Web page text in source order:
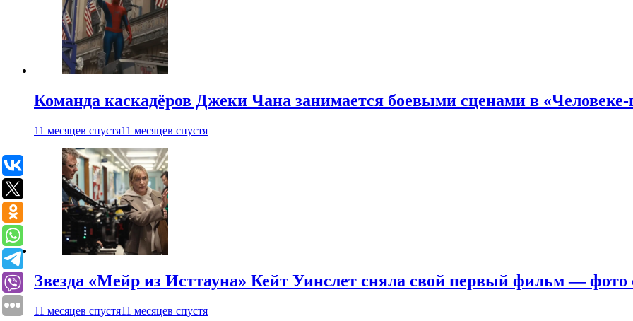
Команда каскадёров Джеки Чана занимается боевыми сценами в «Человеке-
11 месяцев спустя11 месяцев спустя
Звезда «Мейр из Исттауна» Кейт Уинслет сняла свой первый фильм — фото
11 месяцев спустя11 месяцев спустя